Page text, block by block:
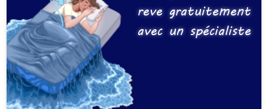
reve gratuitement
avec un spécialiste